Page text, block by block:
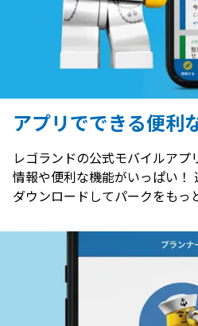
アプリでできる便利
レゴランドの公式モバイルアプ
情報や便利な機能がいっぱい！
ダウンロードしてパークをもっ